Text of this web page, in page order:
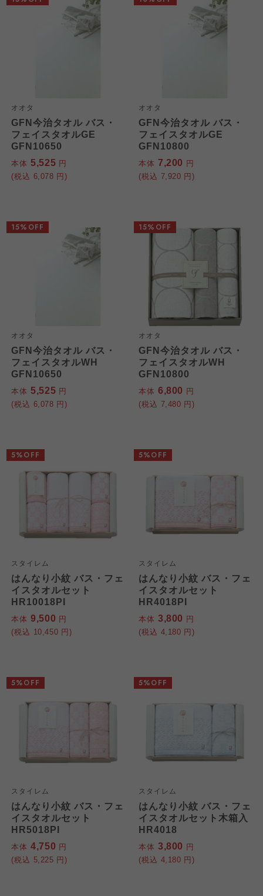
オオタ
GFN今治タオル バス・
フェイスタオルGE
GFN10650
本体 5,525 円
(税込 6,078 円)
オオタ
GFN今治タオル バス・
フェイスタオルGE
GFN10800
本体 7,200 円
(税込 7,920 円)
オオタ
GFN今治タオル バス・
フェイスタオルWH
GFN10650
本体 5,525 円
(税込 6,078 円)
15%OFF
オオタ
GFN今治タオル バス・
フェイスタオルWH
GFN10800
本体 6,800 円
(税込 7,480 円)
15%OFF
スタイレム
はんなり小紋 バス・フェ
イスタオルセット
HR10018PI
本体 9,500 円
(税込 10,450 円)
5%OFF
スタイレム
はんなり小紋 バス・フェ
イスタオルセット
HR4018PI
本体 3,800 円
(税込 4,180 円)
5%OFF
スタイレム
はんなり小紋 バス・フェ
イスタオルセット
HR5018PI
本体 4,750 円
(税込 5,225 円)
5%OFF
スタイレム
はんなり小紋 バス・フェ
イスタオルセット木箱入
HR4018
本体 3,800 円
(税込 4,180 円)
5%OFF